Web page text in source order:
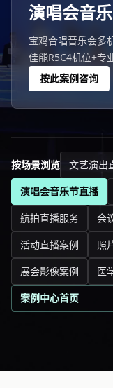
演唱会音
宝鸡合唱音乐会多
佳能R5C4机位+
播宝鸡团队 宝鸡
观看。
按此案例咨询
按场景浏览 文艺演出
演唱会音乐节直播
航拍直播服务
会
活动直播案例
照
展会影像案例
医
案例中心首页